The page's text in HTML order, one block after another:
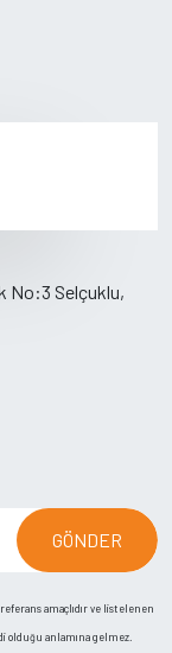
GÖNDER
No:3 Selçuklu,
amaçlıdır ve listelenen
olduğu anlamına gelmez.